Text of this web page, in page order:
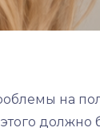
на
должно